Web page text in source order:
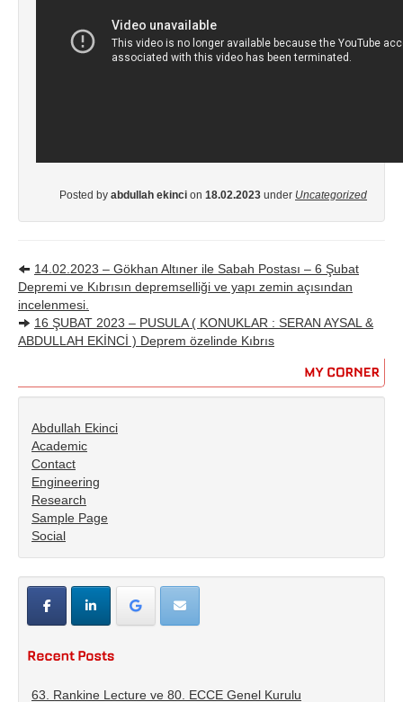
Posted by abdullah ekinci on 18.02.2023 under Uncategorized
14.02.2023 – Gökhan Altıner ile Sabah Postası – 6 Şubat
Depremi ve Kıbrısın depremselliği ve yapı zemin açısından
incelenmesi.
16 ŞUBAT 2023 – PUSULA ( KONUKLAR : SERAN AYSAL &
ABDULLAH EKİNCİ ) Deprem özelinde Kıbrıs
Abdullah Ekinci
Academic
Contact
Engineering
Research
Sample Page
Social
63. Rankine Lecture ve 80. ECCE Genel Kurulu